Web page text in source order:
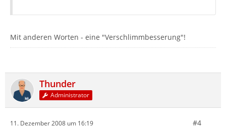
Mit anderen Worten - eine "Verschlimmbesserung"!
Thunder
Administrator
11. Dezember 2008 um 16:19 #4